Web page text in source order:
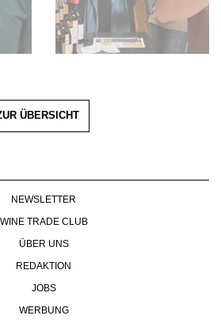
ÜBERSICHT
NEWSLETTER
WINE TRADE CLUB
ÜBER UNS
REDAKTION
JOBS
WERBUNG